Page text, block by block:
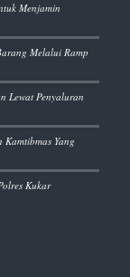
Menjamin
Melalui Ramp
Lewat Penyaluran
Yang
Kukar